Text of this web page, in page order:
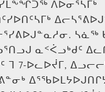
ᐱᐅᓂᕐᓴᒥᒃ
ᓴᓈᖅ
ᓇᑉᐹᓗᒃᑯᑦ
ᒣ 7-ᐅᓚᐅᔫᒥ,